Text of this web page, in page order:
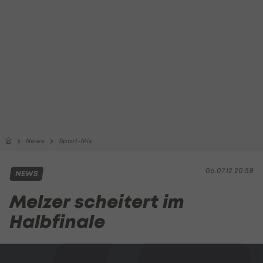
News Sport-Mix
06.07.12 20:58
NEWS
Melzer scheitert im
Halbfinale